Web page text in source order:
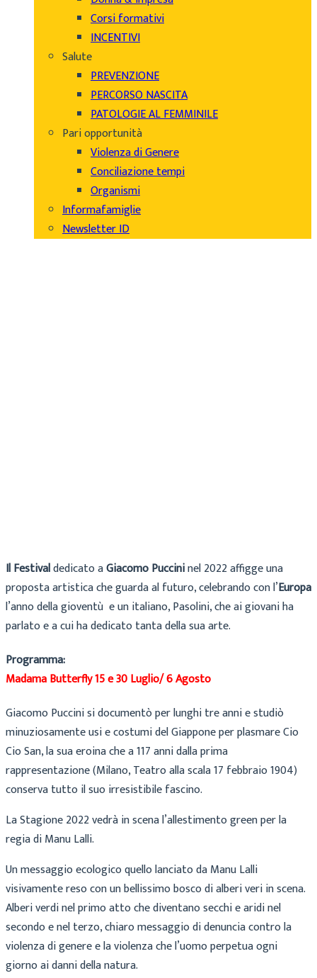
Corsi formativi
INCENTIVI
Salute
PREVENZIONE
PERCORSO NASCITA
PATOLOGIE AL FEMMINILE
Pari opportunità
Violenza di Genere
Conciliazione tempi
Organismi
Informafamiglie
Newsletter ID
Il Festivaldedicato aGiacomo Puccininel 2022 affigge una
proposta artistica che guarda al futuro, celebrando con l’Europa
l’anno della gioventù e un italiano, Pasolini, che ai giovani ha
parlato e a cui ha dedicato tanta della sua arte.
Programma:
Madama Butterfly 15 e 30 Luglio/ 6 Agosto
Giacomo Puccini si documentò per lunghi tre anni e studiò
minuziosamente usi e costumi del Giappone per plasmare Cio
Cio San, la sua eroina che a 117 anni dalla prima
rappresentazione (Milano, Teatro alla scala 17 febbraio 1904)
conserva tutto il suo irresistibile fascino.
La Stagione 2022 vedrà in scena l’allestimento green per la
regia di Manu Lalli.
Un messaggio ecologico quello lanciato da Manu Lalli
visivamente reso con un bellissimo bosco di alberi veri in scena.
Alberi verdi nel primo atto che diventano secchi e aridi nel
secondo e nel terzo, chiaro messaggio di denuncia contro la
violenza di genere e la violenza che l’uomo perpetua ogni
giorno ai danni della natura.